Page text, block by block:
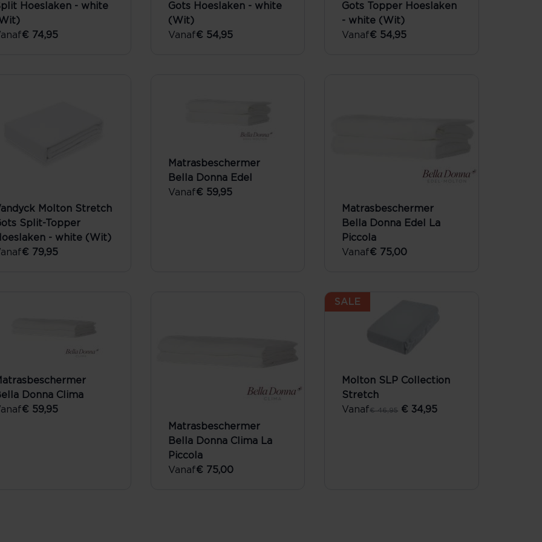
Hoeslaken - white
€ 74,95
Gots Hoeslaken - white
(Wit)
Vanaf€ 54,95
Gots Topper Hoeslaken
- white (Wit)
Vanaf€ 54,95
Molton Stretch
Split-Topper
- white (Wit)
€ 79,95
Matrasbeschermer
Bella Donna Edel
Vanaf€ 59,95
Matrasbeschermer
Bella Donna Edel La
Piccola
Vanaf€ 75,00
Donna Clima
€ 59,95
Matrasbeschermer
Bella Donna Clima La
Piccola
Vanaf€ 75,00
SALE
Molton SLP Collection
Stretch
Vanaf€ 46,95 € 34,95